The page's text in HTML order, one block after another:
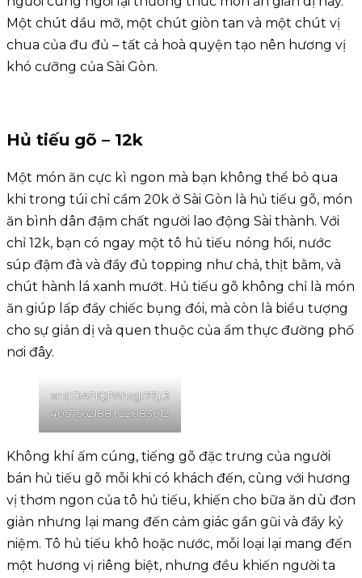
Một chút dầu mỡ, một chút giòn tan và một chút vị
chua của đu đủ – tất cả hoà quyện tạo nên hương vị
khó cưỡng của Sài Gòn.
Hủ tiếu gõ – 12k
Một món ăn cực kì ngon mà bạn không thể bỏ qua
khi trong túi chỉ cầm 20k ở Sài Gòn là hủ tiếu gõ, món
ăn bình dân đậm chất người lao động Sài thành. Với
chỉ 12k, bạn có ngay một tô hủ tiếu nóng hổi, nước
súp đậm đà và đầy đủ topping như chả, thịt bằm, và
chút hành lá xanh mướt. Hủ tiếu gõ không chỉ là món
ăn giúp lấp đầy chiếc bụng đói, mà còn là biểu tượng
cho sự giản dị và quen thuộc của ẩm thực đường phố
nơi đây.
xr:d:DAFIQPAhzgI:77,j:3
4057562188,t:22083012
Không khí ấm cúng, tiếng gõ đặc trưng của người
bán hủ tiếu gõ mỗi khi có khách đến, cùng với hương
vị thơm ngon của tô hủ tiếu, khiến cho bữa ăn dù đơn
giản nhưng lại mang đến cảm giác gần gũi và đầy kỷ
niệm. Tô hủ tiếu khô hoặc nước, mỗi loại lại mang đến
một hương vị riêng biệt, nhưng đều khiến người ta